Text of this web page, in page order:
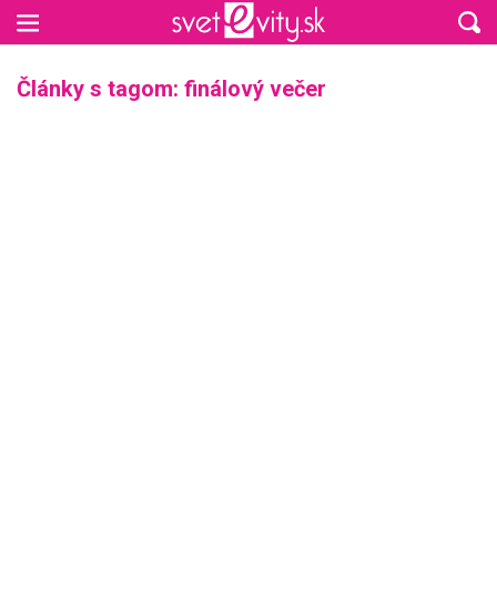
Články s tagom: finálový večer